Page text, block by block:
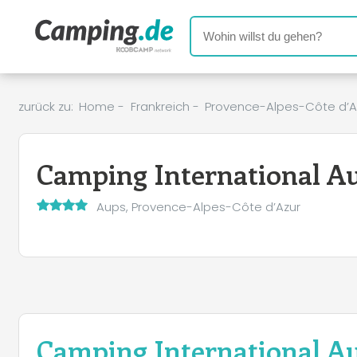
zurück zu: Home - Frankreich - Provence-Alpes-Côte
Camping International
Aups, Provence-Alpes-Côte d’Azur